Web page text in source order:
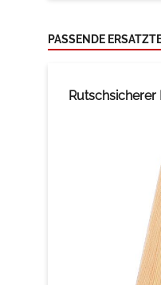
PASSENDE
Rutschsicherer